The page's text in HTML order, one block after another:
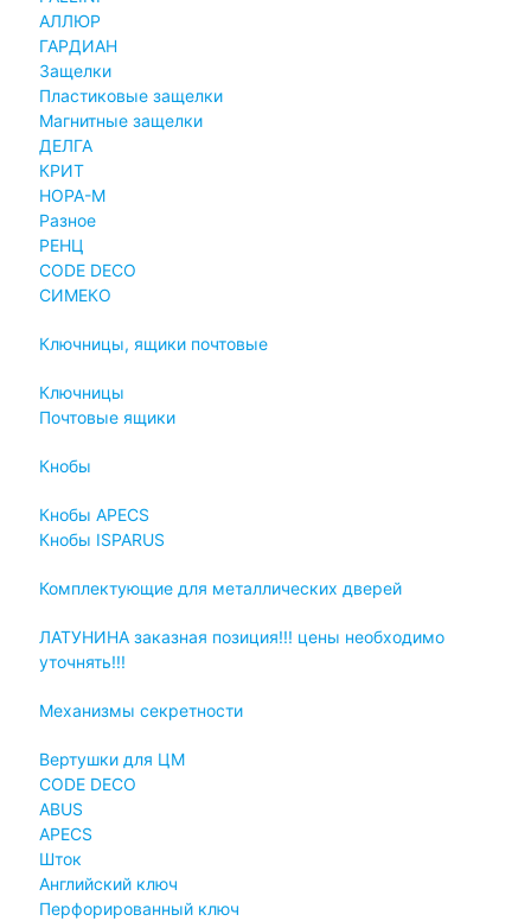
АЛЛЮР
ГАРДИАН
Защелки
Пластиковые защелки
Магнитные защелки
ДЕЛГА
КРИТ
НОРА-М
Разное
РЕНЦ
СODE DECO
СИМЕКО
Ключницы, ящики почтовые
Ключницы
Почтовые ящики
Кнобы
Кнобы APECS
Кнобы ISPARUS
Комплектующие для металлических дверей
ЛАТУНИНА заказная позиция!!! цены необходимо
уточнять!!!
Механизмы секретности
Вертушки для ЦМ
CODE DECO
ABUS
APECS
Шток
Английский ключ
Перфорированный ключ